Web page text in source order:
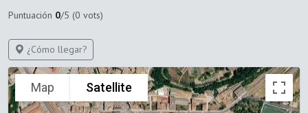
Puntuación 0/5 (0 vots)
¿Cómo llegar?
Map Satellite